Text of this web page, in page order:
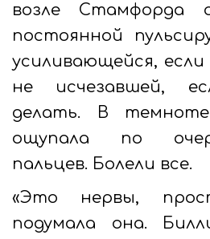
возле Стамфорда
постоянной
усиливающейся,
не исчезавшей,
делать. В
ощупала по
пальцев. Болели все.
«Это нервы,
подумала она.